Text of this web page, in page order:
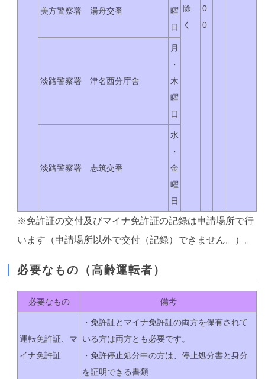
除
く
0
0
美方警察署 湯舟交番
曜
日
淡路警察署 津名西分庁舎
月
・
木
曜
日
淡路警察署 志筑交番
水
・
金
曜
日
※免許証の交付及びマイナ免許証の記録は申請場所で行
います（申請場所以外で交付（記録）できません。）。
必要なもの（高齢運転者）
必要なもの 備考
運転免許証、マ
イナ免許証
・免許証とマイナ免許証の両方を保有されて
いる方は両方とも必要です。
・免許停止処分中の方は、停止処分書と身分
を証明できる書類